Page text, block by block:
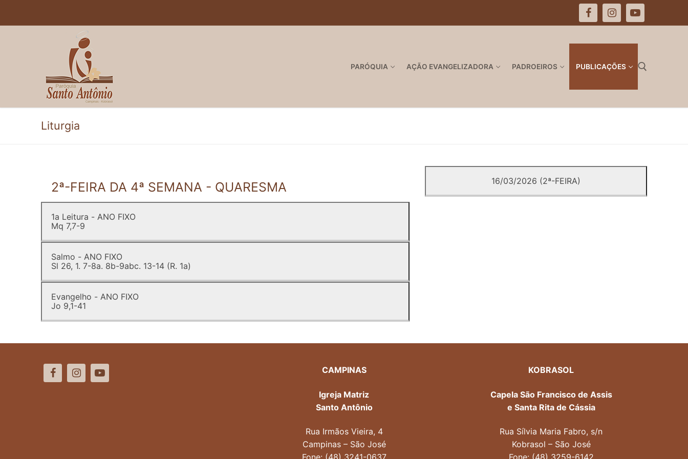
PARÓQUIA AÇÃO EVANGELIZADORA PADROEIROS PUBLICAÇÕES
Pesquisar por:
Liturgia
2ª-FEIRA DA 4ª SEMANA - QUARESMA
1a Leitura - ANO FIXO
Mq 7,7-9
Salmo - ANO FIXO
Sl 26, 1. 7-8a. 8b-9abc. 13-14 (R. 1a)
Evangelho - ANO FIXO
Jo 9,1-41
16/03/2026 (2ª-FEIRA)
CAMPINAS
Igreja Matriz
Santo Antônio
Rua Irmãos Vieira, 4
Campinas – São José
KOBRASOL
Capela São Francisco de Assis
e Santa Rita de Cássia
Rua Sílvia Maria Fabro, s/n
Kobrasol – São José